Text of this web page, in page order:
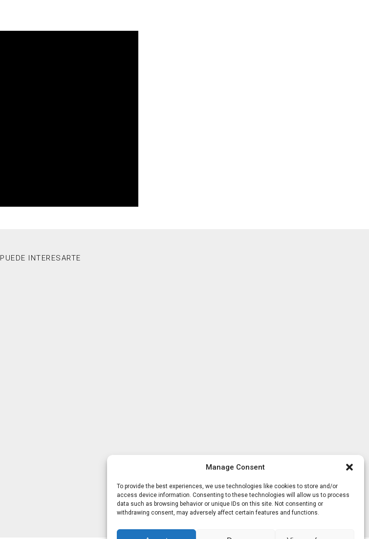
Manage Consent
To provide the best experiences, we use technologies like cookies to store and/or
access device information. Consenting to these technologies will allow us to process
data such as browsing behavior or unique IDs on this site. Not consenting or
withdrawing consent, may adversely affect certain features and functions.
PUEDE INTERESARTE